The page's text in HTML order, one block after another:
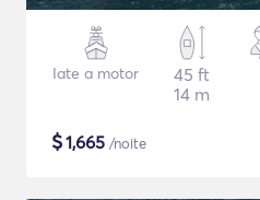
Iate a motor
45 ft
14 m
$1,665 /noite